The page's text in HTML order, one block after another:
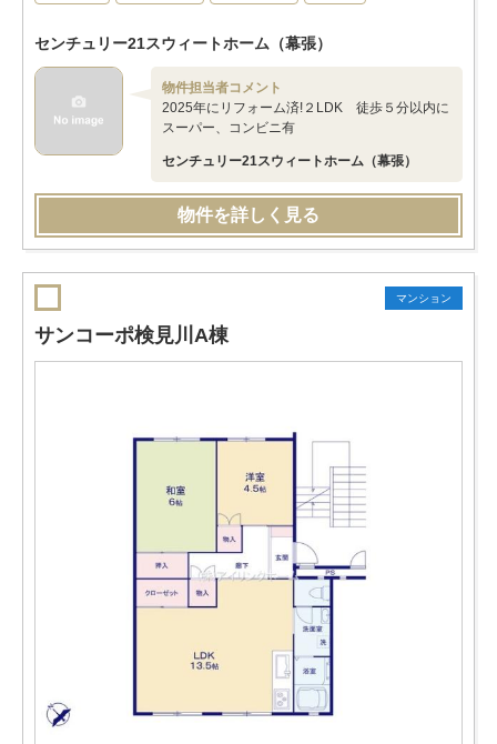
センチュリー21スウィートホーム（幕張）
物件担当者コメント
2025年にリフォーム済!２LDK 徒歩５分以内に
スーパー、コンビニ有
センチュリー21スウィートホーム（幕張）
物件を詳しく見る
マンション
サンコーポ検見川A棟